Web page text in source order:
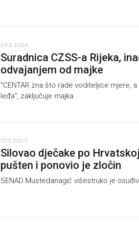
29.2.2024.
Suradnica CZSS-a Rijeka,
odvajanjem od majke
"CENTAR zna što rade voditeljice mjere,
leđa", zaključuje majka.
17.11.2023.
Silovao dječake po
pušten i ponovio je zločin
SENAD Mustedanagić višestruko je